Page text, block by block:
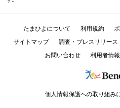
たまひよについて 利用規約
サイトマップ
調査・プレスリリー
お問い合わせ
利用者情
個人情報保護への取り組み